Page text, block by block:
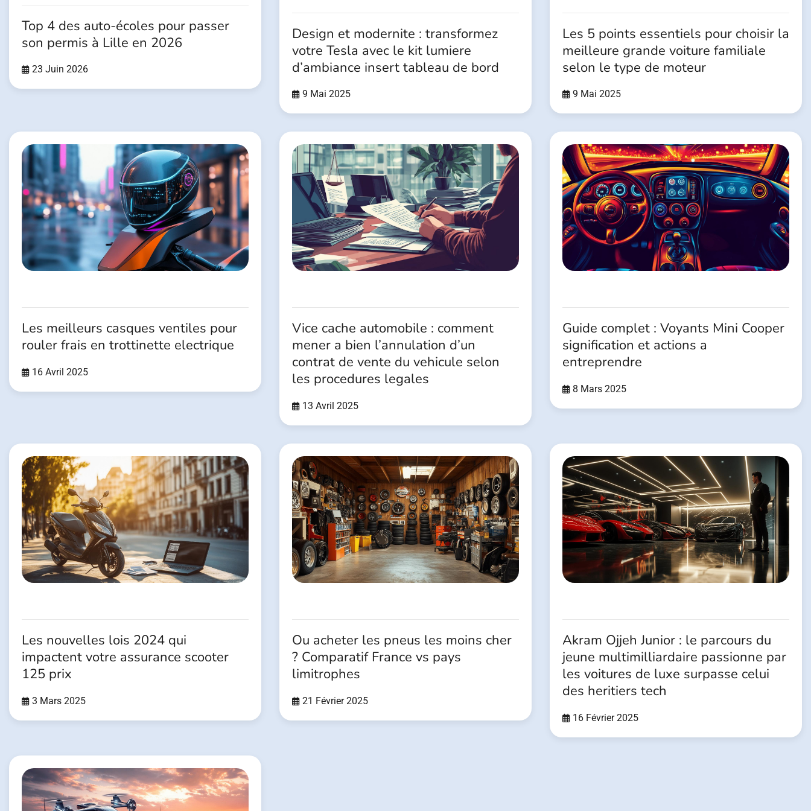
Top 4 des auto-écoles pour passer
son permis à Lille en 2026
23 Juin 2026
Design et modernite : transformez
votre Tesla avec le kit lumiere
d’ambiance insert tableau de bord
9 Mai 2025
Les 5 points essentiels pour choisir la
meilleure grande voiture familiale
selon le type de moteur
9 Mai 2025
Les meilleurs casques ventiles pour
rouler frais en trottinette electrique
16 Avril 2025
Vice cache automobile : comment
mener a bien l’annulation d’un
contrat de vente du vehicule selon
les procedures legales
13 Avril 2025
Guide complet : Voyants Mini Cooper
signification et actions a
entreprendre
8 Mars 2025
Les nouvelles lois 2024 qui
impactent votre assurance scooter
125 prix
3 Mars 2025
Ou acheter les pneus les moins cher
? Comparatif France vs pays
limitrophes
21 Février 2025
Akram Ojjeh Junior : le parcours du
jeune multimilliardaire passionne par
les voitures de luxe surpasse celui
des heritiers tech
16 Février 2025